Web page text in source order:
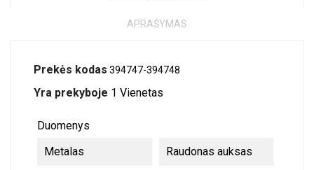
APRAŠYMAS
Prekės kodas 394747-394748
Yra prekyboje 1 Vienetas
Duomenys
Metalas
Raudonas auksas